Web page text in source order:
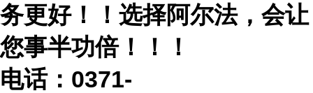
务更好！！选择阿尔法，会让
您事半功倍！！！
电话： 0371-